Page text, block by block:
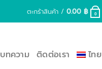
ตะกร้าสินค้า /0.00฿ 0
บทความ ติดต่อเรา ไทย